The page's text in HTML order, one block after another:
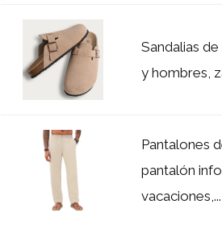
Sandalias
y hombres,
Pantalones
pantalón
vacaciones,...